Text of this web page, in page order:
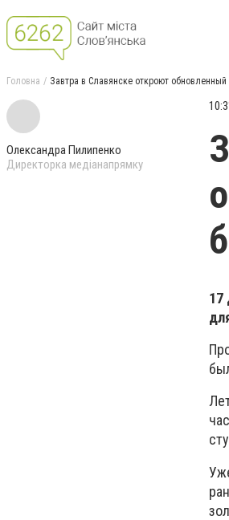
Головна Завтра в Славянске откроют
Олександра Пилипенко
Директорка медіанапрямку
17